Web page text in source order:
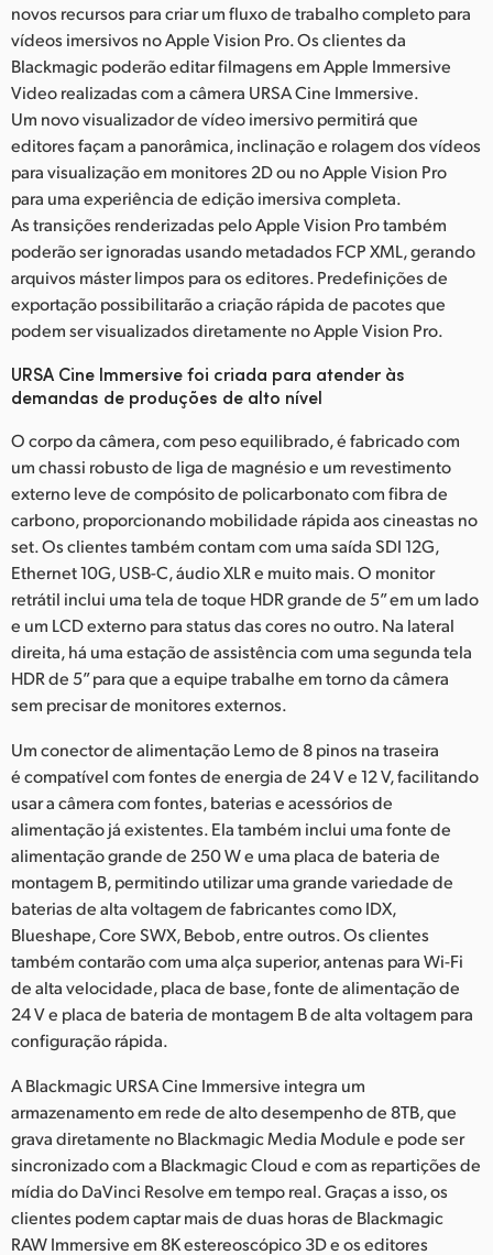
novos recursos para criar um fluxo de trabalho completo para
vídeos imersivos no Apple Vision Pro. Os clientes da
Blackmagic poderão editar filmagens em Apple Immersive
Video realizadas com a câmera URSA Cine Immersive.
Um novo visualizador de vídeo imersivo permitirá que
editores façam a panorâmica, inclinação e rolagem dos vídeos
para visualização em monitores 2D ou no Apple Vision Pro
para uma experiência de edição imersiva completa.
As transições renderizadas pelo Apple Vision Pro também
poderão ser ignoradas usando metadados FCP XML, gerando
arquivos máster limpos para os editores. Predefinições de
exportação possibilitarão a criação rápida de pacotes que
podem ser visualizados diretamente no Apple Vision Pro.
URSA Cine Immersive foi criada para atender às
demandas de produções de alto nível
O corpo da câmera, com peso equilibrado, é fabricado com
um chassi robusto de liga de magnésio e um revestimento
externo leve de compósito de policarbonato com fibra de
carbono, proporcionando mobilidade rápida aos cineastas no
set. Os clientes também contam com uma saída SDI 12G,
Ethernet 10G, USB-C, áudio XLR e muito mais. O monitor
retrátil inclui uma tela de toque HDR grande de 5” em um lado
e um LCD externo para status das cores no outro. Na lateral
direita, há uma estação de assistência com uma segunda tela
HDR de 5” para que a equipe trabalhe em torno da câmera
sem precisar de monitores externos.
Um conector de alimentação Lemo de 8 pinos na traseira
é compatível com fontes de energia de 24 V e 12 V, facilitando
usar a câmera com fontes, baterias e acessórios de
alimentação já existentes. Ela também inclui uma fonte de
alimentação grande de 250 W e uma placa de bateria de
montagem B, permitindo utilizar uma grande variedade de
baterias de alta voltagem de fabricantes como IDX,
Blueshape, Core SWX, Bebob, entre outros. Os clientes
também contarão com uma alça superior, antenas para Wi-Fi
de alta velocidade, placa de base, fonte de alimentação de
24 V e placa de bateria de montagem B de alta voltagem para
configuração rápida.
A Blackmagic URSA Cine Immersive integra um
armazenamento em rede de alto desempenho de 8TB, que
grava diretamente no Blackmagic Media Module e pode ser
sincronizado com a Blackmagic Cloud e com as repartições de
mídia do DaVinci Resolve em tempo real. Graças a isso, os
clientes podem captar mais de duas horas de Blackmagic
RAW Immersive em 8K estereoscópico 3D e os editores